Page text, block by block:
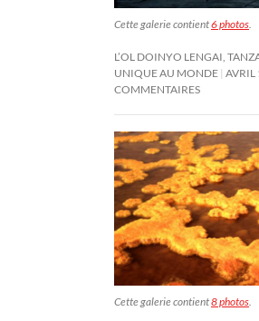
Cette galerie contient6 photos.
L’OL DOINYO LENGAI,
UNIQUE AU MONDE AVRIL
COMMENTAIRES
Cette galerie contient8 photos